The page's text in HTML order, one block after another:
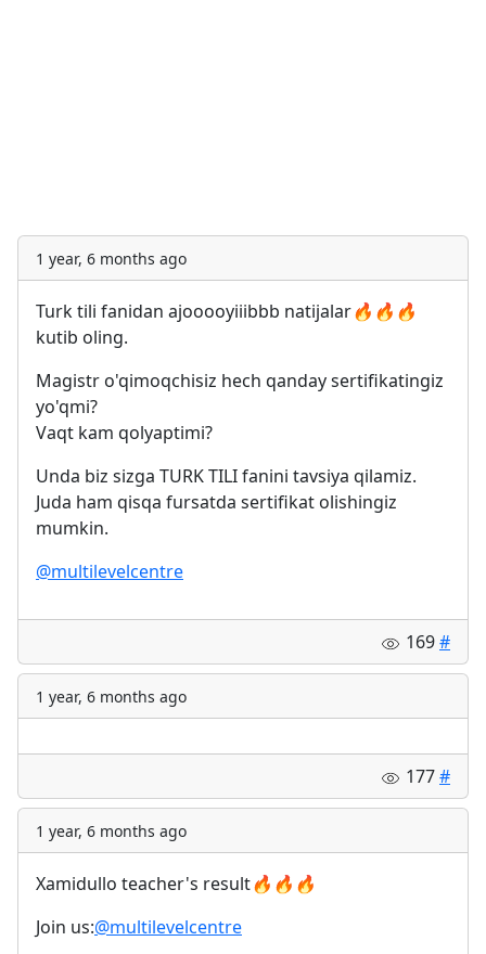
1 year, 6 months ago
Turk tili fanidan ajooooyiiibbb natijalar🔥 🔥 🔥
kutib oling.
Magistr o'qimoqchisiz hech qanday sertifikatingiz
yo'qmi?
Vaqt kam qolyaptimi?
Unda biz sizga TURK TILI fanini tavsiya qilamiz.
Juda ham qisqa fursatda sertifikat olishingiz
mumkin.
@multilevelcentre
169#
1 year, 6 months ago
177#
1 year, 6 months ago
Xamidullo teacher's result🔥 🔥 🔥
Join us:@multilevelcentre